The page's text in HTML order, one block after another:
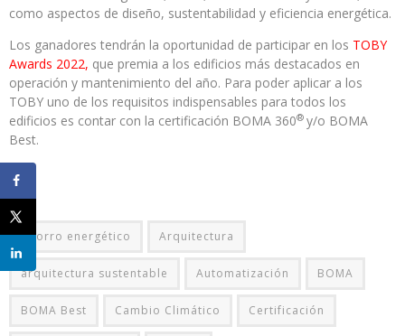
como aspectos de diseño, sustentabilidad y eficiencia energética.
Los ganadores tendrán la oportunidad de participar en los TOBY
Awards 2022, que premia a los edificios más destacados en
operación y mantenimiento del año. Para poder aplicar a los
TOBY uno de los requisitos indispensables para todos los
edificios es contar con la certificación BOMA 360® y/o BOMA
Best.
Ahorro energético Arquitectura
arquitectura sustentable Automatización BOMA
BOMA Best Cambio Climático Certificación